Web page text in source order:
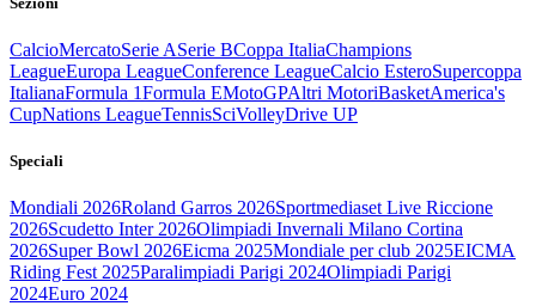
CalcioMercatoSerie ASerie BCoppa ItaliaChampions
LeagueEuropa LeagueConference LeagueCalcio EsteroSupercoppa
ItalianaFormula 1Formula EMotoGPAltri MotoriBasketAmerica's
CupNations LeagueTennisSciVolleyDrive UP
Speciali
Mondiali 2026Roland Garros 2026Sportmediaset Live Riccione
2026Scudetto Inter 2026Olimpiadi Invernali Milano Cortina
2026Super Bowl 2026Eicma 2025Mondiale per club 2025EICMA
Riding Fest 2025Paralimpiadi Parigi 2024Olimpiadi Parigi
2024Euro 2024